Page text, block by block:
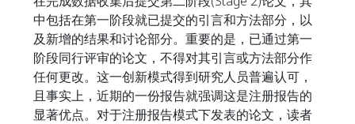
中包括在第一阶段就已提交的引言和方法部分，以
及新增的结果和讨论部分。重要的是，已通过第一
阶段同行评审的论文，不得对其引言或方法部分作
任何更改。这一创新模式得到研究人员普遍认可，
且事实上，近期的一份报告就强调这是注册报告的
显著优点。对于注册报告模式下发表的论文，读者